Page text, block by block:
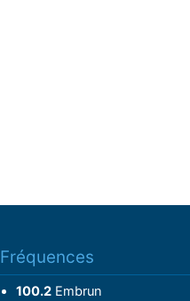
Fréquences
100.2Embrun